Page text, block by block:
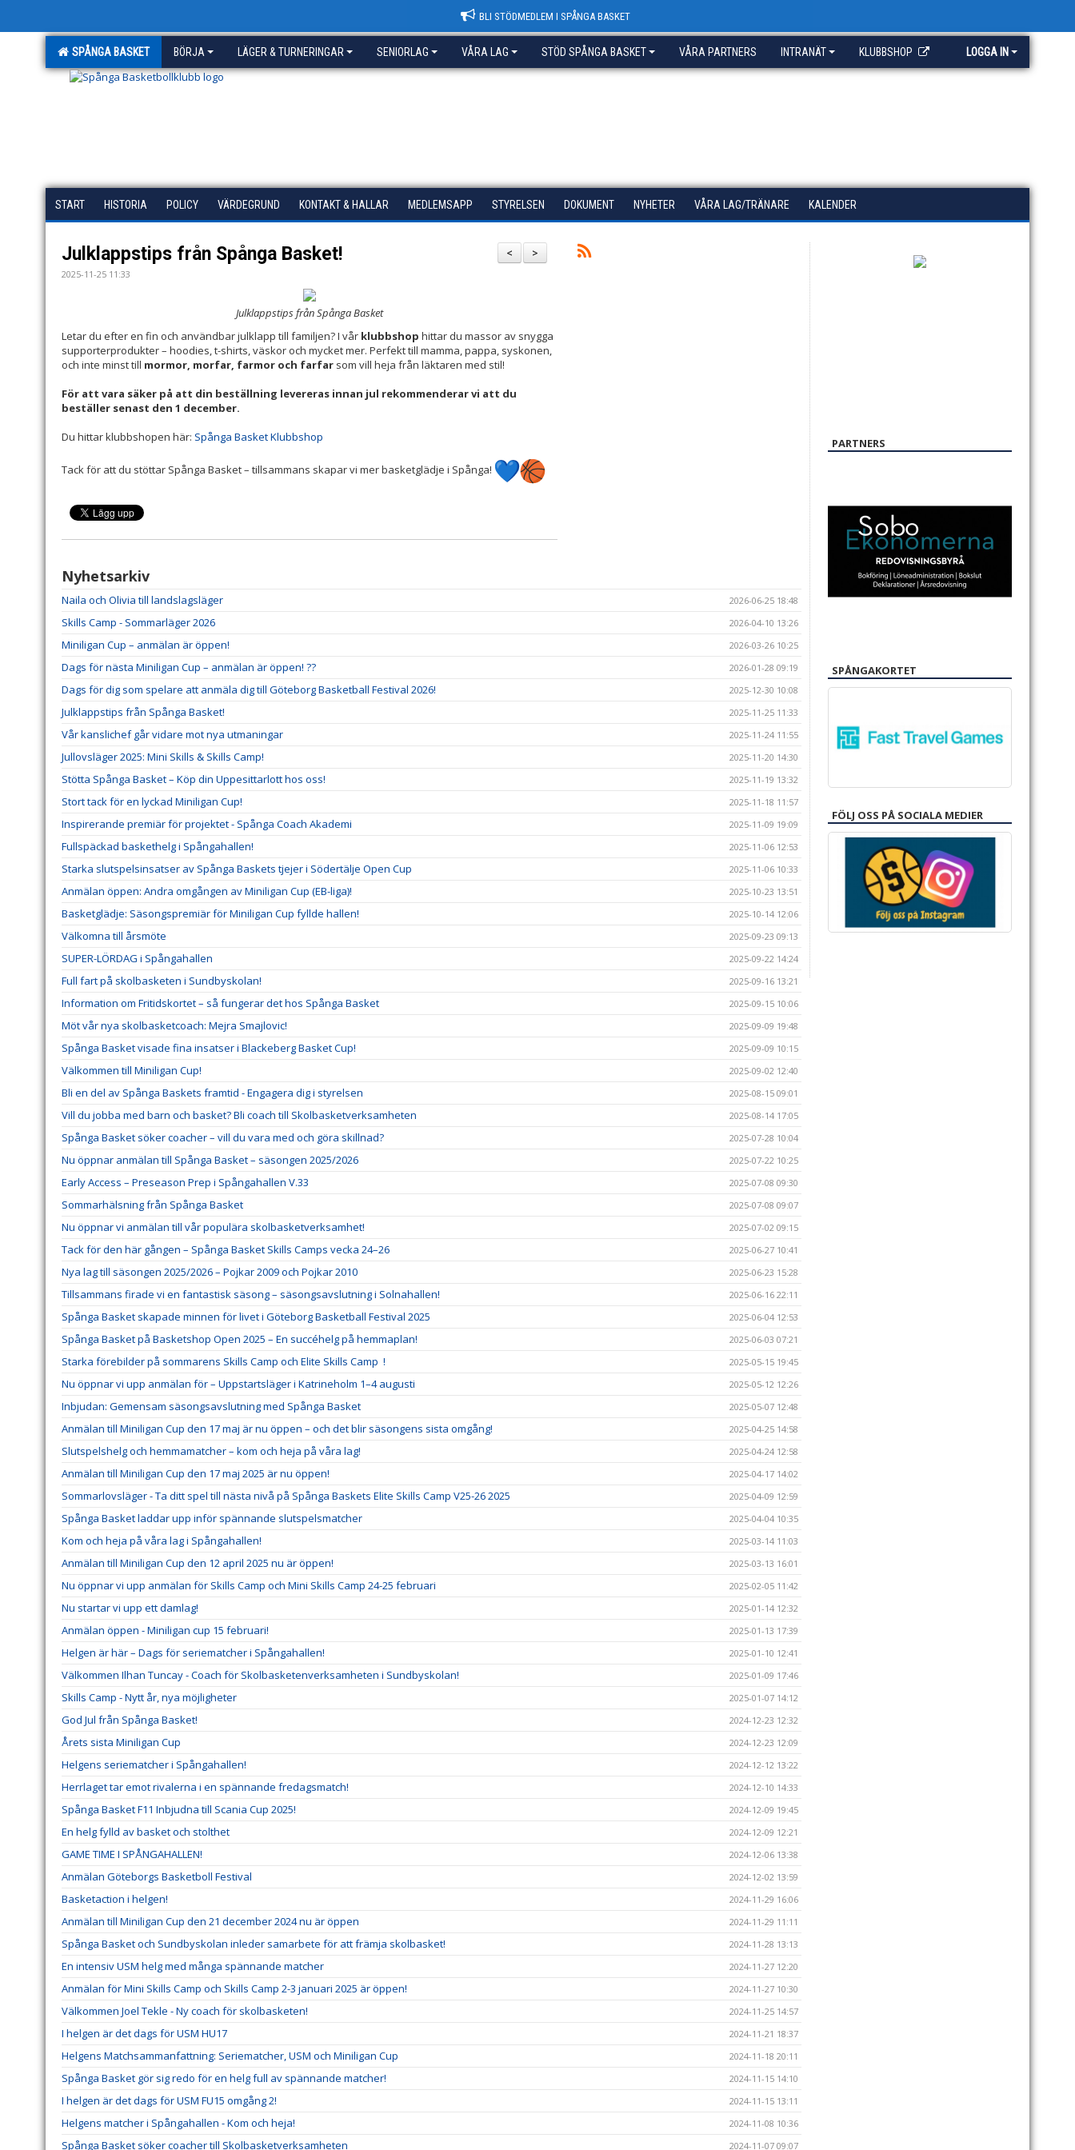
BLI STÖDMEDLEM I SPÅNGA BASKET
SPÅNGA BASKET BÖRJA LÄGER & TURNERINGAR SENIORLAG VÅRA LAG STÖD SPÅNGA BASKET VÅRA PARTNERS INTRANÄT KLUBBSHOP LOGGA IN
START HISTORIA POLICY VÄRDEGRUND KONTAKT & HALLAR MEDLEMSAPP STYRELSEN DOKUMENT NYHETER VÅRA LAG/TRÄNARE KALENDER
>
<
Julklappstips från Spånga Basket!
2025-11-25 11:33
Julklappstips från Spånga Basket
Letar du efter en fin och användbar julklapp till familjen? I vår klubbshop hittar du massor av snygga
supporterprodukter – hoodies, t-shirts, väskor och mycket mer. Perfekt till mamma, pappa, syskonen,
och inte minst till mormor, morfar, farmor och farfar som vill heja från läktaren med stil!
För att vara säker på att din beställning levereras innan jul rekommenderar vi att du
beställer senast den 1 december.
Du hittar klubbshopen här: Spånga Basket Klubbshop
Tack för att du stöttar Spånga Basket – tillsammans skapar vi mer basketglädje i Spånga!
Nyhetsarkiv
Naila och Olivia till landslagsläger 2026-06-25 18:48
Skills Camp - Sommarläger 2026 2026-04-10 13:26
Miniligan Cup – anmälan är öppen! 2026-03-26 10:25
Dags för nästa Miniligan Cup – anmälan är öppen! ?? 2026-01-28 09:19
Dags för dig som spelare att anmäla dig till Göteborg Basketball Festival 2026! 2025-12-30 10:08
Julklappstips från Spånga Basket! 2025-11-25 11:33
Vår kanslichef går vidare mot nya utmaningar 2025-11-24 11:55
Jullovsläger 2025: Mini Skills & Skills Camp! 2025-11-20 14:30
Stötta Spånga Basket – Köp din Uppesittarlott hos oss! 2025-11-19 13:32
Stort tack för en lyckad Miniligan Cup! 2025-11-18 11:57
Inspirerande premiär för projektet - Spånga Coach Akademi 2025-11-09 19:09
Fullspäckad baskethelg i Spångahallen! 2025-11-06 12:53
Starka slutspelsinsatser av Spånga Baskets tjejer i Södertälje Open Cup 2025-11-06 10:33
Anmälan öppen: Andra omgången av Miniligan Cup (EB-liga)! 2025-10-23 13:51
Basketglädje: Säsongspremiär för Miniligan Cup fyllde hallen! 2025-10-14 12:06
Välkomna till årsmöte 2025-09-23 09:13
SUPER-LÖRDAG i Spångahallen 2025-09-22 14:24
Full fart på skolbasketen i Sundbyskolan! 2025-09-16 13:21
Information om Fritidskortet – så fungerar det hos Spånga Basket 2025-09-15 10:06
Möt vår nya skolbasketcoach: Mejra Smajlovic! 2025-09-09 19:48
Spånga Basket visade fina insatser i Blackeberg Basket Cup! 2025-09-09 10:15
Välkommen till Miniligan Cup! 2025-09-02 12:40
Bli en del av Spånga Baskets framtid - Engagera dig i styrelsen 2025-08-15 09:01
Vill du jobba med barn och basket? Bli coach till Skolbasketverksamheten 2025-08-14 17:05
Spånga Basket söker coacher – vill du vara med och göra skillnad? 2025-07-28 10:04
Nu öppnar anmälan till Spånga Basket – säsongen 2025/2026 2025-07-22 10:25
Early Access – Preseason Prep i Spångahallen V.33 2025-07-08 09:30
Sommarhälsning från Spånga Basket 2025-07-08 09:07
Nu öppnar vi anmälan till vår populära skolbasketverksamhet! 2025-07-02 09:15
Tack för den här gången – Spånga Basket Skills Camps vecka 24–26 2025-06-27 10:41
Nya lag till säsongen 2025/2026 – Pojkar 2009 och Pojkar 2010 2025-06-23 15:28
Tillsammans firade vi en fantastisk säsong – säsongsavslutning i Solnahallen! 2025-06-16 22:11
Spånga Basket skapade minnen för livet i Göteborg Basketball Festival 2025 2025-06-04 12:53
Spånga Basket på Basketshop Open 2025 – En succéhelg på hemmaplan! 2025-06-03 07:21
Starka förebilder på sommarens Skills Camp och Elite Skills Camp ! 2025-05-15 19:45
Nu öppnar vi upp anmälan för – Uppstartsläger i Katrineholm 1–4 augusti 2025-05-12 12:26
Inbjudan: Gemensam säsongsavslutning med Spånga Basket 2025-05-07 12:48
Anmälan till Miniligan Cup den 17 maj är nu öppen – och det blir säsongens sista omgång! 2025-04-25 14:58
Slutspelshelg och hemmamatcher – kom och heja på våra lag! 2025-04-24 12:58
Anmälan till Miniligan Cup den 17 maj 2025 är nu öppen! 2025-04-17 14:02
Sommarlovsläger - Ta ditt spel till nästa nivå på Spånga Baskets Elite Skills Camp V25-26 2025 2025-04-09 12:59
Spånga Basket laddar upp inför spännande slutspelsmatcher 2025-04-04 10:35
Kom och heja på våra lag i Spångahallen! 2025-03-14 11:03
Anmälan till Miniligan Cup den 12 april 2025 nu är öppen! 2025-03-13 16:01
Nu öppnar vi upp anmälan för Skills Camp och Mini Skills Camp 24-25 februari 2025-02-05 11:42
Nu startar vi upp ett damlag! 2025-01-14 12:32
Anmälan öppen - Miniligan cup 15 februari! 2025-01-13 17:39
Helgen är här – Dags för seriematcher i Spångahallen! 2025-01-10 12:41
Välkommen Ilhan Tuncay - Coach för Skolbasketenverksamheten i Sundbyskolan! 2025-01-09 17:46
Skills Camp - Nytt år, nya möjligheter 2025-01-07 14:12
God Jul från Spånga Basket! 2024-12-23 12:32
Årets sista Miniligan Cup 2024-12-23 12:09
Helgens seriematcher i Spångahallen! 2024-12-12 13:22
Herrlaget tar emot rivalerna i en spännande fredagsmatch! 2024-12-10 14:33
Spånga Basket F11 Inbjudna till Scania Cup 2025! 2024-12-09 19:45
En helg fylld av basket och stolthet 2024-12-09 12:21
GAME TIME I SPÅNGAHALLEN! 2024-12-06 13:38
Anmälan Göteborgs Basketboll Festival 2024-12-02 13:59
Basketaction i helgen! 2024-11-29 16:06
Anmälan till Miniligan Cup den 21 december 2024 nu är öppen 2024-11-29 11:11
Spånga Basket och Sundbyskolan inleder samarbete för att främja skolbasket! 2024-11-28 13:13
En intensiv USM helg med många spännande matcher 2024-11-27 12:20
Anmälan för Mini Skills Camp och Skills Camp 2-3 januari 2025 är öppen! 2024-11-27 10:30
Välkommen Joel Tekle - Ny coach för skolbasketen! 2024-11-25 14:57
I helgen är det dags för USM HU17 2024-11-21 18:37
Helgens Matchsammanfattning: Seriematcher, USM och Miniligan Cup 2024-11-18 20:11
Spånga Basket gör sig redo för en helg full av spännande matcher! 2024-11-15 14:10
I helgen är det dags för USM FU15 omgång 2! 2024-11-15 13:11
Helgens matcher i Spångahallen - Kom och heja! 2024-11-08 10:36
Spånga Basket söker coacher till Skolbasketverksamheten 2024-11-07 09:07
PARTNERS
SPÅNGAKORTET
FÖLJ OSS PÅ SOCIALA MEDIER